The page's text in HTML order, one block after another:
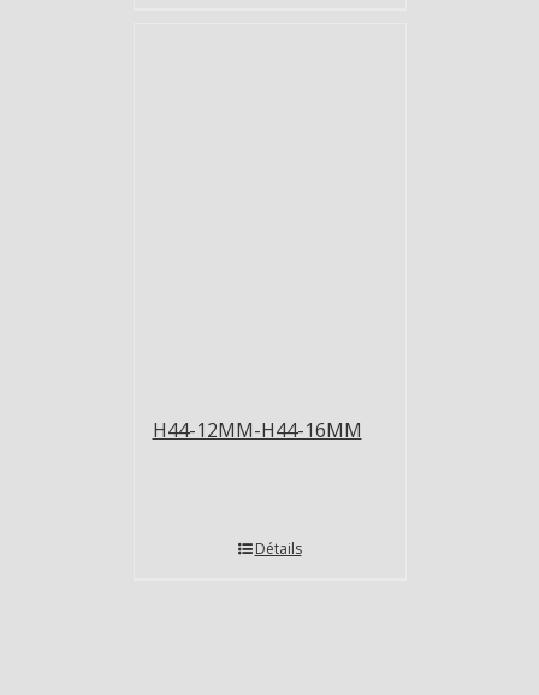
H44-12MM-H44-16MM
Détails